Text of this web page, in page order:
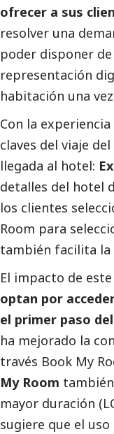
ofrecer a sus
resolver una
poder disponer
representación
habitación una
Con la
claves del viaje
llegada al hotel:
detalles del hotel
los clientes
Room para
también facilita la
El impacto de
optan por
el primer paso
ha mejorado la
través Book My
My Room
mayor duración
sugiere que el